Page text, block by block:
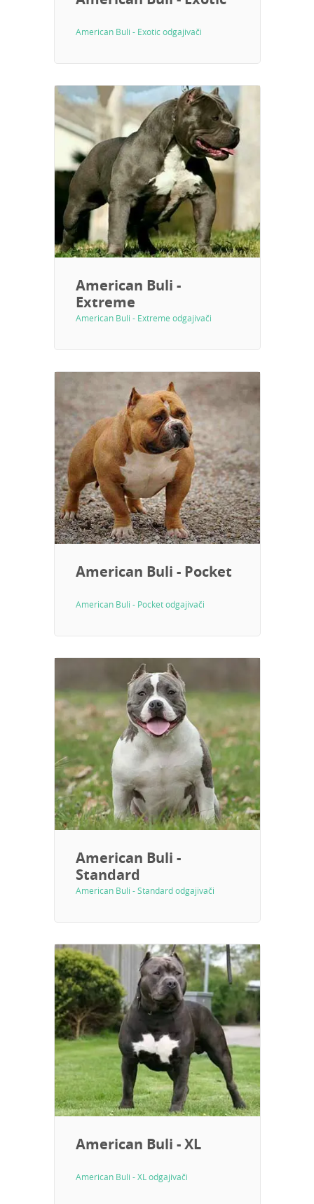
American Buli - Exotic odgajivači
American Buli -
Extreme
American Buli - Extreme odgajivači
American Buli - Pocket
American Buli - Pocket odgajivači
American Buli -
Standard
American Buli - Standard odgajivači
American Buli - XL
American Buli - XL odgajivači